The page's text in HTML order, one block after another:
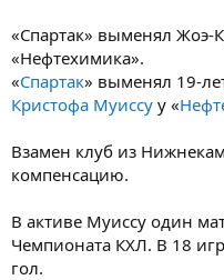
«Спартак» выменял Жоэ-
«Нефтехимика».
«Спартак» выменял 19-
Кристофа Муиссу у «
Взамен клуб из
компенсацию.
В активе Муиссу один
Чемпионата КХЛ. В 18
гол.